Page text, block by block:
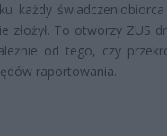
każdy
złożył. To otworzy ZUS
od tego, czy
raportowania.